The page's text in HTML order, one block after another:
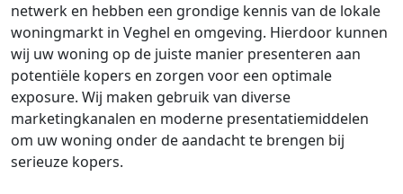
netwerk en hebben een grondige kennis van de lokale
woningmarkt in Veghel en omgeving. Hierdoor kunnen
wij uw woning op de juiste manier presenteren aan
potentiële kopers en zorgen voor een optimale
exposure. Wij maken gebruik van diverse
marketingkanalen en moderne presentatiemiddelen
om uw woning onder de aandacht te brengen bij
serieuze kopers.